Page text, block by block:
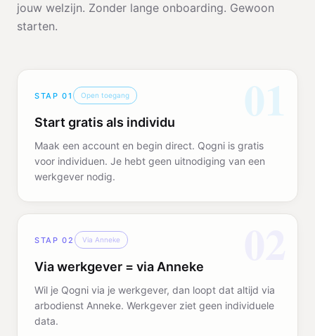
jouw welzijn. Zonder lange onboarding. Gewoon
starten.
01
STAP01 Open toegang
Start gratis als individu
Maak een account en begin direct. Qogni is gratis
voor individuen. Je hebt geen uitnodiging van een
werkgever nodig.
STAP02 Via Anneke
Via werkgever = via Anneke
Wil je Qogni via je werkgever, dan loopt dat altijd via
arbodienst Anneke. Werkgever ziet geen individuele
data.